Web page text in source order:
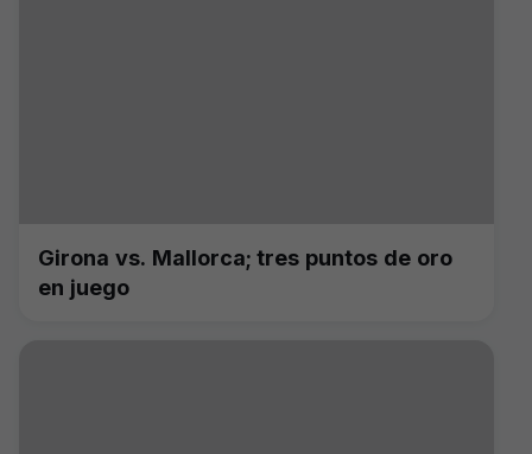
Girona vs. Mallorca; tres puntos de oro
en juego